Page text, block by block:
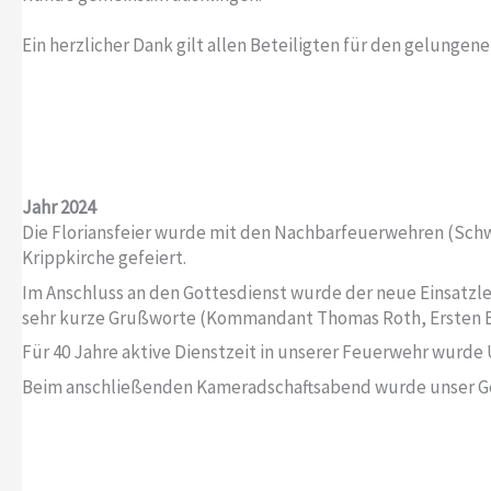
Ein herzlicher Dank gilt allen Beteiligten für den
Jahr 2024
Die Floriansfeier wurde mit den Nachbarfeuerwehren
Krippkirche gefeiert.
Im Anschluss an den Gottesdienst wurde der neue
sehr kurze Grußworte (Kommandant Thomas Roth,
Für 40 Jahre aktive Dienstzeit in unserer Feuerwehr
Beim anschließenden Kameradschaftsabend wurde unser